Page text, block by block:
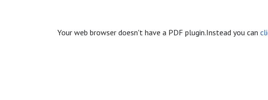
Your web browser doesn't have a PDF plugin.Instead you can